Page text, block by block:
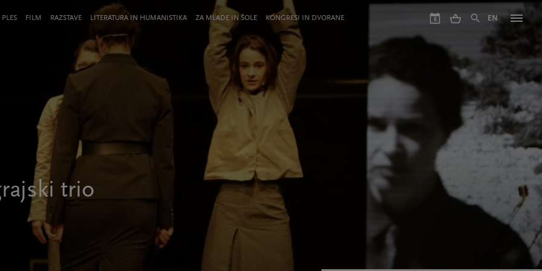
FILM RAZSTAVE LITERATURA IN HUMANISTIKA ZA MLADE IN ŠOLE KONGRESI IN DVORANE 8 EN
trio